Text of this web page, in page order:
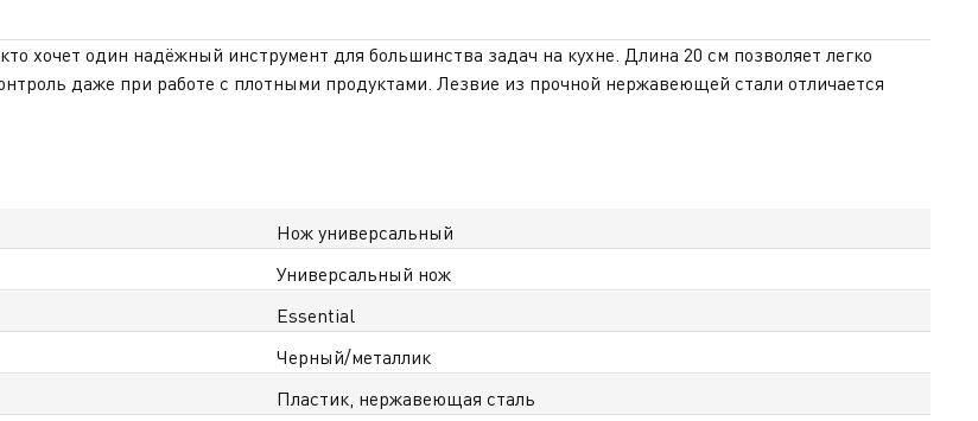
хочет один надёжный инструмент для большинства задач на кухне. Длина 20 см позволяет легко
даже при работе с плотными продуктами. Лезвие из прочной нержавеющей стали отличается
и обеспечивает чистый, аккуратный срез без лишних усилий — готовка становится быстрее и
предотвращает скольжение, обеспечивая безопасный и уверенный хват. Больстер защищает пальцы и
для ежедневной кухни и семей, где готовят часто и много. При покупке вы получаете
Нож универсальный
Универсальный нож
Essential
Черный/металлик
Пластик, нержавеющая сталь